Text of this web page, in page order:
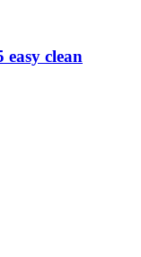
clean